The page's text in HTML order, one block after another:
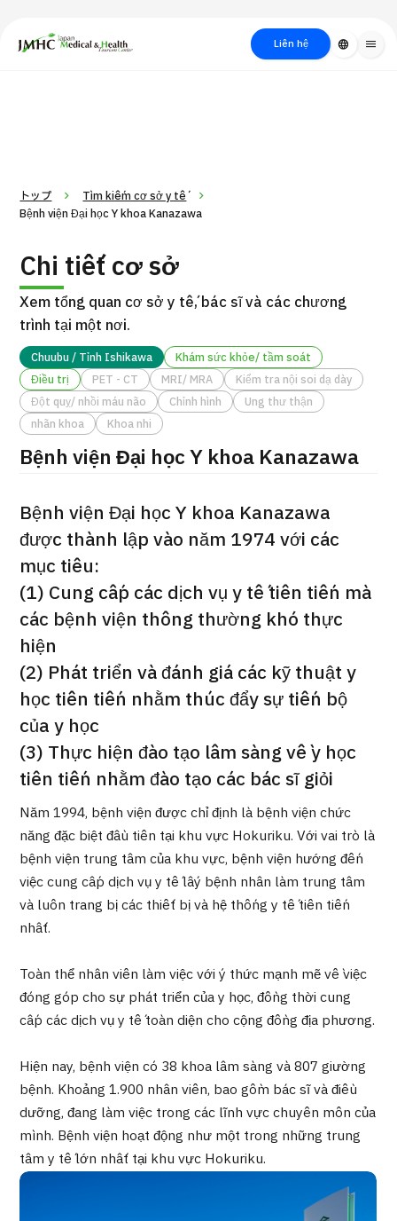
Trung tâm Du lịch Y tế & Sức khỏe Nhật Bản (JMHC)
Liên hệ language menu
TOP
Giới thiệu
Bệnh nhân QT
Về Japan Medical
Quy trình khám chữa bệnh
Chương trình
Tìm theo bộ phận / bệnh
Tìm theo xét nghiệm / phương pháp /
cách điều trị
Tìm kiếm y học thẩm mỹ
Nội dung nổi bật
Tin tức
Dành cho cơ sở y tế
Công ty vận hành
Chính sách bảo vệ dữ liệu cá nhân
Hướng dẫn và chính sách của công ty
Gói dịch vụ ý kiến y tế thứ hai cho bệnh nhân quốc tế（Bệnh
viện Đa khoa Shonan Kamakura）
治療 治療
2026.01.12
トップ
Tìm kiếm cơ sở y tế
Bệnh viện Đại học Y khoa Kanazawa
Chi tiết cơ sở
Xem tổng quan cơ sở y tế, bác sĩ và các chương
trình tại một nơi.
Chuubu / Tỉnh Ishikawa
Khám sức khỏe/ tầm soát
Điều trị
PET - CT MRI/ MRA
Kiểm tra nội soi dạ dày
Đột quỵ/ nhồi máu não
Chỉnh hình
Ung thư thận
nhãn khoa
Khoa nhi
Bệnh viện Đại học Y khoa Kanazawa
Bệnh viện Đại học Y khoa Kanazawa
được thành lập vào năm 1974 với các
mục tiêu:
(1) Cung cấp các dịch vụ y tế tiên tiến mà
các bệnh viện thông thường khó thực
hiện
(2) Phát triển và đánh giá các kỹ thuật y
học tiên tiến nhằm thúc đẩy sự tiến bộ
của y học
(3) Thực hiện đào tạo lâm sàng về y học
tiên tiến nhằm đào tạo các bác sĩ giỏi
Năm 1994, bệnh viện được chỉ định là bệnh viện chức
năng đặc biệt đầu tiên tại khu vực Hokuriku. Với vai trò là
bệnh viện trung tâm của khu vực, bệnh viện hướng đến
việc cung cấp dịch vụ y tế lấy bệnh nhân làm trung tâm
và luôn trang bị các thiết bị và hệ thống y tế tiên tiến
nhất.
Toàn thể nhân viên làm việc với ý thức mạnh mẽ về việc
đóng góp cho sự phát triển của y học, đồng thời cung
cấp các dịch vụ y tế toàn diện cho cộng đồng địa phương.
Hiện nay, bệnh viện có 38 khoa lâm sàng và 807 giường
bệnh. Khoảng 1.900 nhân viên, bao gồm bác sĩ và điều
dưỡng, đang làm việc trong các lĩnh vực chuyên môn của
mình. Bệnh viện hoạt động như một trong những trung
tâm y tế lớn nhất tại khu vực Hokuriku.